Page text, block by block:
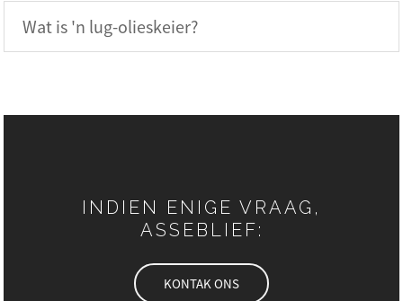
Wat is 'n lug-olieskeier?
INDIEN ENIGE VRAAG,
ASSEBLIEF:
KONTAK ONS